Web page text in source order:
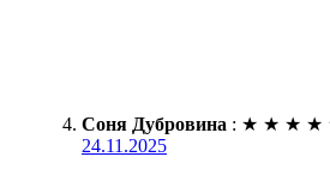
Соня Дубровина : ★ ★ ★ ★
24.11.2025